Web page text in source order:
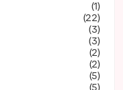
(1)
(22)
(3)
(3)
(2)
(2)
(5)
(5)